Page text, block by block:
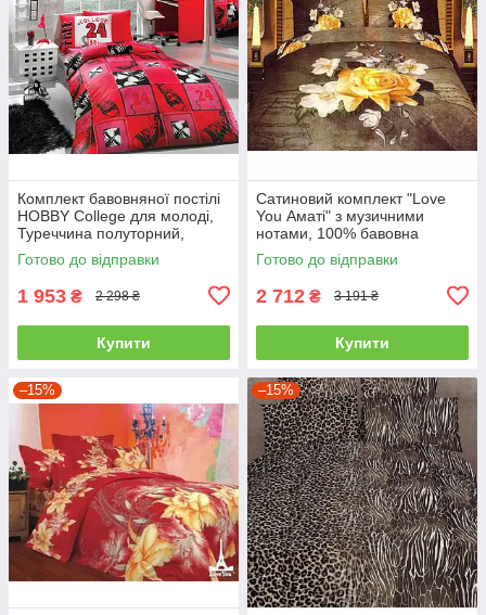
Комплект бавовняної постілі
HOBBY College для молоді,
Туреччина полуторний,
червоний
Готово до відправки
1 953 ₴ 2 298 ₴
Купити
Сатиновий комплект "Love
You Аматі" з музичними
нотами, 100% бавовна
полуторний
Готово до відправки
2 712 ₴ 3 191 ₴
Купити
–15% –15%